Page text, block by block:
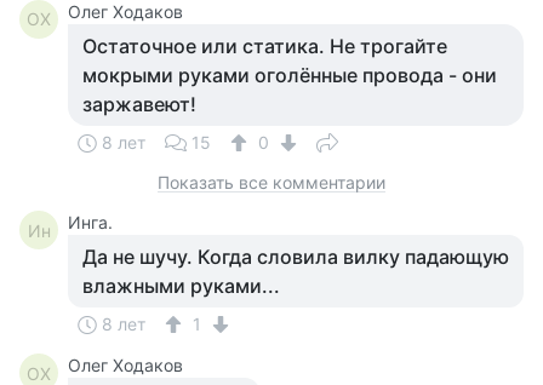
ОХ Олег Ходаков
Остаточное или статика. Не трогайте
мокрыми руками оголённые провода - они
заржавеют!
8 лет 15
0
Показать все комментарии
Ин Инга.
Да не шучу. Когда словила вилку падающую
влажными руками...
8 лет 1
ОХ Олег Ходаков